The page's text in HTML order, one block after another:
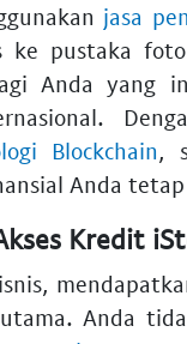
jasa
ke pustaka
Anda yang
Blockchain,
Anda
Kredit
Anda